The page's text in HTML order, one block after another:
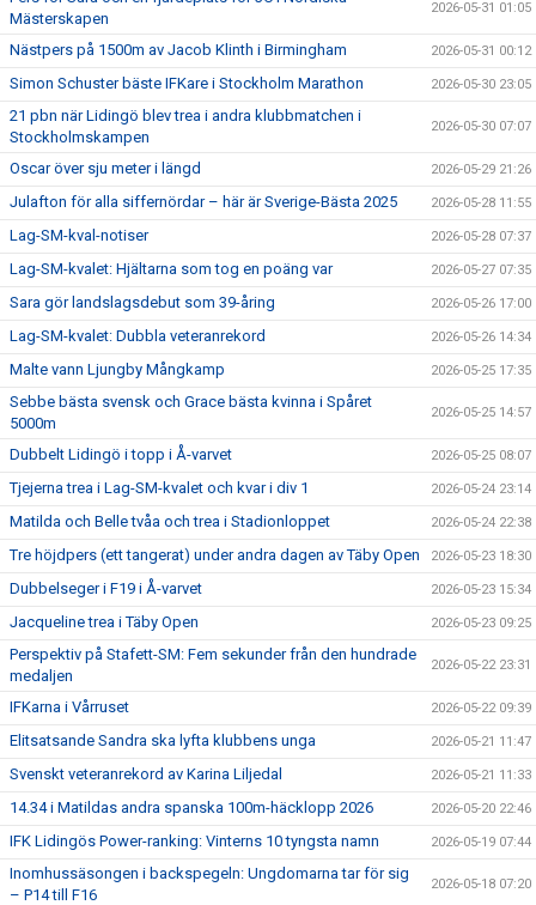
Mästerskapen
2026-05-31 01:05
Nästpers på 1500m av Jacob Klinth i Birmingham 2026-05-31 00:12
Simon Schuster bäste IFKare i Stockholm Marathon 2026-05-30 23:05
21 pbn när Lidingö blev trea i andra klubbmatchen i
Stockholmskampen
2026-05-30 07:07
Oscar över sju meter i längd 2026-05-29 21:26
Julafton för alla siffernördar – här är Sverige-Bästa 2025 2026-05-28 11:55
Lag-SM-kval-notiser 2026-05-28 07:37
Lag-SM-kvalet: Hjältarna som tog en poäng var 2026-05-27 07:35
Sara gör landslagsdebut som 39-åring 2026-05-26 17:00
Lag-SM-kvalet: Dubbla veteranrekord 2026-05-26 14:34
Malte vann Ljungby Mångkamp 2026-05-25 17:35
Sebbe bästa svensk och Grace bästa kvinna i Spåret
5000m
2026-05-25 14:57
Dubbelt Lidingö i topp i Å-varvet 2026-05-25 08:07
Tjejerna trea i Lag-SM-kvalet och kvar i div 1 2026-05-24 23:14
Matilda och Belle tvåa och trea i Stadionloppet 2026-05-24 22:38
Tre höjdpers (ett tangerat) under andra dagen av Täby Open 2026-05-23 18:30
Dubbelseger i F19 i Å-varvet 2026-05-23 15:34
Jacqueline trea i Täby Open 2026-05-23 09:25
Perspektiv på Stafett-SM: Fem sekunder från den hundrade
medaljen
2026-05-22 23:31
IFKarna i Vårruset 2026-05-22 09:39
Elitsatsande Sandra ska lyfta klubbens unga 2026-05-21 11:47
Svenskt veteranrekord av Karina Liljedal 2026-05-21 11:33
14.34 i Matildas andra spanska 100m-häcklopp 2026 2026-05-20 22:46
IFK Lidingös Power-ranking: Vinterns 10 tyngsta namn 2026-05-19 07:44
Inomhussäsongen i backspegeln: Ungdomarna tar för sig
– P14 till F16
2026-05-18 07:20